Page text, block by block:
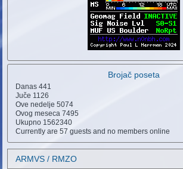
Brojač poseta
Danas441
Juče 1126
Ove nedelje5074
Ovog meseca7495
Ukupno 1562340
Currently are 57 guests and no members online
ARMVS / RMZO